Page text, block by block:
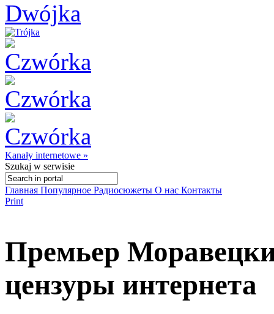
Kanały internetowe »
Szukaj w serwisie
Главная Популярное Радиосюжеты О нас Контакты
Print
Премьер
цензуры интернета